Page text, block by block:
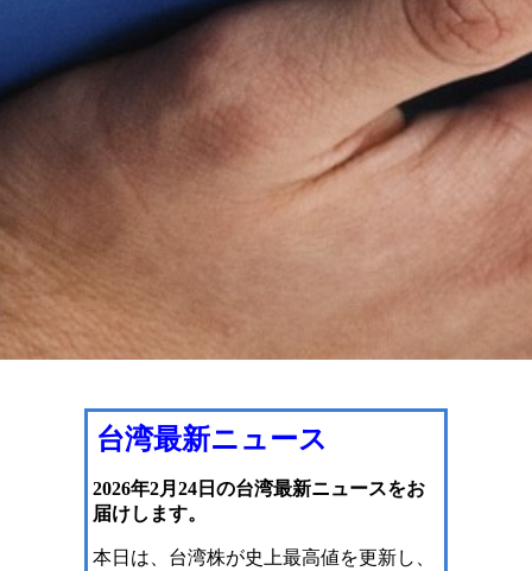
台湾最新ニュース
2026年2月24日の台湾最新ニュースをお
届けします。
本日は、台湾株が史上最高値を更新し、